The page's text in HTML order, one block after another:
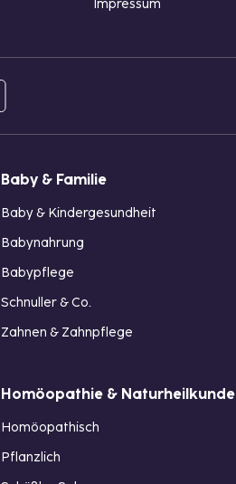
Impressum
Baby & Familie
Baby & Kindergesundheit
Babynahrung
Babypflege
Schnuller & Co.
Zahnen & Zahnpflege
Homöopathie & Naturheilkunde
Homöopathisch
Pflanzlich